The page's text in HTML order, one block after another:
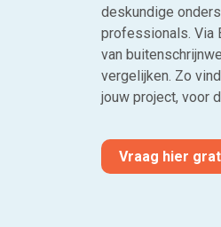
deskundige
professionals. Via
van
vergelijken. Zo
jouw project, voor
Vraag hier